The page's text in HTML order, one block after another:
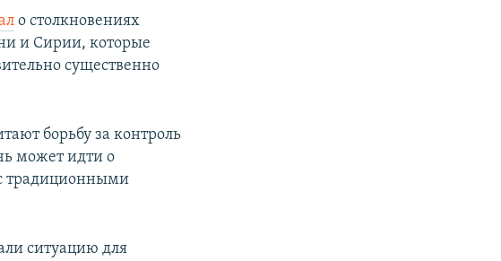
о столкновениях
и Сирии, которые
существенно
борьбу за контроль
может идти о
с традиционными
ситуацию для